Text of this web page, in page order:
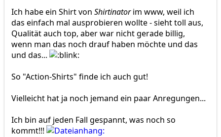
Ich habe ein Shirt von Shirtinatorim www, weil ich
das einfach mal ausprobieren wollte - sieht toll aus,
Qualität auch top, aber war nicht gerade billig,
wenn man das noch drauf haben möchte und das
und das...
So "Action-Shirts" finde ich auch gut!
Vielleicht hat ja noch jemand ein paar Anregungen...
Ich bin auf jeden Fall gespannt, was noch so
kommt!!!